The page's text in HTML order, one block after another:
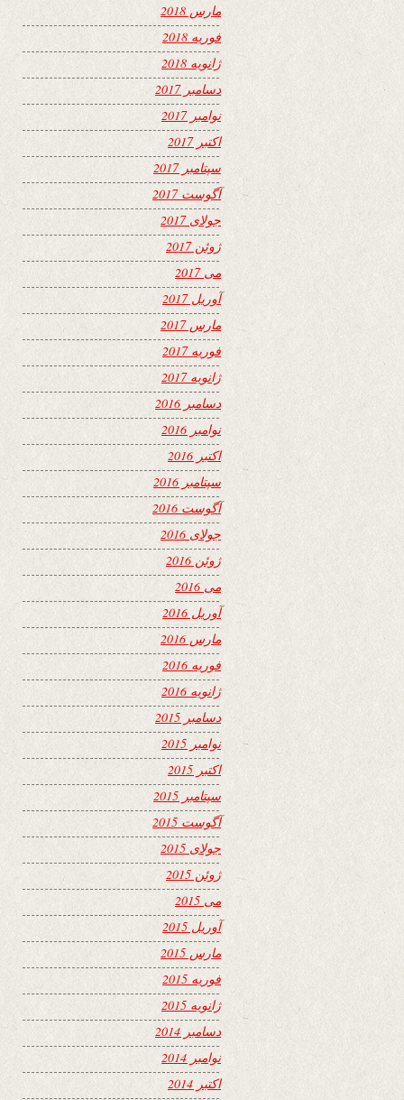
مارس 2018
فوریه 2018
ژانویه 2018
دسامبر 2017
نوامبر 2017
اکتبر 2017
سپتامبر 2017
آگوست 2017
جولای 2017
ژوئن 2017
می 2017
آوریل 2017
مارس 2017
فوریه 2017
ژانویه 2017
دسامبر 2016
نوامبر 2016
اکتبر 2016
سپتامبر 2016
آگوست 2016
جولای 2016
ژوئن 2016
می 2016
آوریل 2016
مارس 2016
فوریه 2016
ژانویه 2016
دسامبر 2015
نوامبر 2015
اکتبر 2015
سپتامبر 2015
آگوست 2015
جولای 2015
ژوئن 2015
می 2015
آوریل 2015
مارس 2015
فوریه 2015
ژانویه 2015
دسامبر 2014
نوامبر 2014
اکتبر 2014